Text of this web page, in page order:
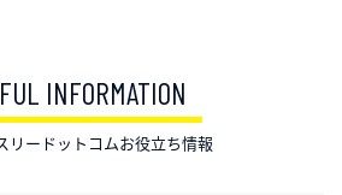
INFORMATION
リードットコムお役立ち情報